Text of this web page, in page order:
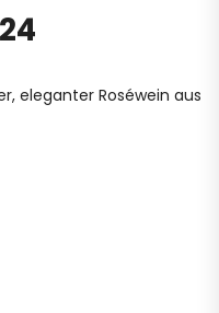
eleganter Roséwein aus